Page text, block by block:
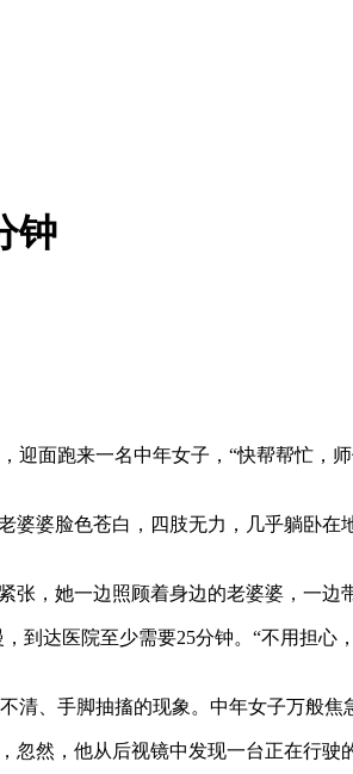
钟
面跑来一名中年女子，“快帮帮忙，
婆脸色苍白，四肢无力，几乎躺卧
，她一边照顾着身边的老婆婆，一
到达医院至少需要25分钟。“不用担心
、手脚抽搐的现象。中年女子万般焦
然，他从后视镜中发现一台正在行